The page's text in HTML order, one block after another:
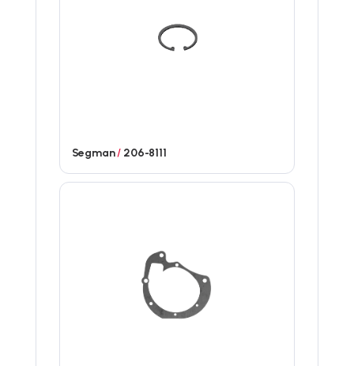
Segman/ 206-8111